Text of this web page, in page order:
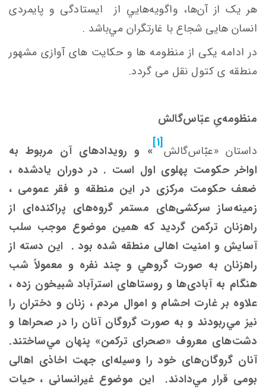
هر یک از آن‌ها، واگويه‌هايي از ایستادگی و پایمردی
انسان هایی شجاع با غارتگران مي‌باشد .
در ادامه یکی از منظومه ها و حکایت های آوازی مشهور
منطقه ی کتول نقل می گردد.
منظومه‌یِ عبّاس‌گالش
داستان «عبّاس‌گالش[1] » و رویدادهای آن مربوط به
اواخر حکومت پهلوی اول است . در دوران یادشده ،
ضعف حکومت مرکزی در این منطقه و فقر عمومی ،
زمینه‌ساز سرکشی‌های مستمر گروه‌های پراکنده‌ای از
راهزنان ترکمن گردید که همين موضوع موجب سلب
آسایش و امنیت اهالی منطقه شده ‌بود . این دسته از
راهزنان به صورت گروهي و چند نفره و معمولاً شب
هنگام به آبادی‌ها و روستاهای استرآباد شبیخون زده ،
علاوه بر غارت احشام و اموال مردم ، زنان و دختران را
نیز مي‌‌ربودند و به صورت گروگان آنان را در صحراها و
دشت‌های معروف «صحرای ترکمن» پنهان مي‌ساختند.
آنان گروگان‌های خود را وسیله‌ای جهت‌ اخاذی اهالی
‌بومی قرار مي‌دادند. این موضوع غیرانسانی ، حیات